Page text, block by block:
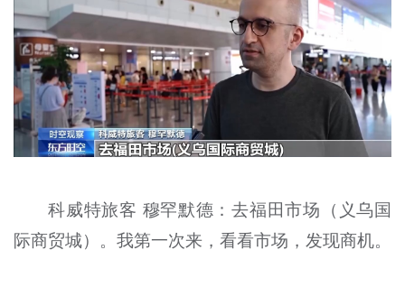
科威特旅客 穆罕默德：去福田市场（义乌国
际商贸城）。我第一次来，看看市场，发现商机。